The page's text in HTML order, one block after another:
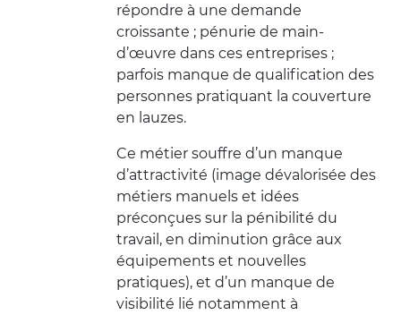
répondre à une demande
croissante ; pénurie de main-
d’œuvre dans ces entreprises ;
parfois manque de qualification des
personnes pratiquant la couverture
en lauzes.
Ce métier souffre d’un manque
d’attractivité (image dévalorisée des
métiers manuels et idées
préconçues sur la pénibilité du
travail, en diminution grâce aux
équipements et nouvelles
pratiques), et d’un manque de
visibilité lié notamment à